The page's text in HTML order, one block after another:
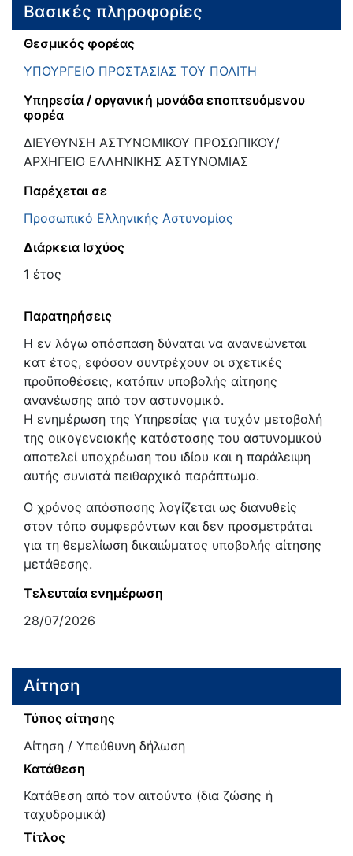
Βασικές πληροφορίες
Θεσμικός φορέας
ΥΠΟΥΡΓΕΙΟ ΠΡΟΣΤΑΣΙΑΣ ΤΟΥ ΠΟΛΙΤΗ
Υπηρεσία / οργανική μονάδα εποπτευόμενου
φορέα
ΔΙΕΥΘΥΝΣΗ ΑΣΤΥΝΟΜΙΚΟΥ ΠΡΟΣΩΠΙΚΟΥ/
ΑΡΧΗΓΕΙΟ ΕΛΛΗΝΙΚΗΣ ΑΣΤΥΝΟΜΙΑΣ
Παρέχεται σε
Προσωπικό Ελληνικής Αστυνομίας
Διάρκεια Ισχύος
1 έτος
Παρατηρήσεις
Η εν λόγω απόσπαση δύναται να ανανεώνεται
κατ έτος, εφόσον συντρέχουν οι σχετικές
προϋποθέσεις, κατόπιν υποβολής αίτησης
ανανέωσης από τον αστυνομικό.
Η ενημέρωση της Υπηρεσίας για τυχόν μεταβολή
της οικογενειακής κατάστασης του αστυνομικού
αποτελεί υποχρέωση του ιδίου και η παράλειψη
αυτής συνιστά πειθαρχικό παράπτωμα.
Ο χρόνος απόσπασης λογίζεται ως διανυθείς
στον τόπο συμφερόντων και δεν προσμετράται
για τη θεμελίωση δικαιώματος υποβολής αίτησης
μετάθεσης.
Τελευταία ενημέρωση
28/07/2026
Αίτηση
Τύπος αίτησης
Αίτηση / Υπεύθυνη δήλωση
Κατάθεση
Κατάθεση από τον αιτούντα (δια ζώσης ή
ταχυδρομικά)
Τίτλος